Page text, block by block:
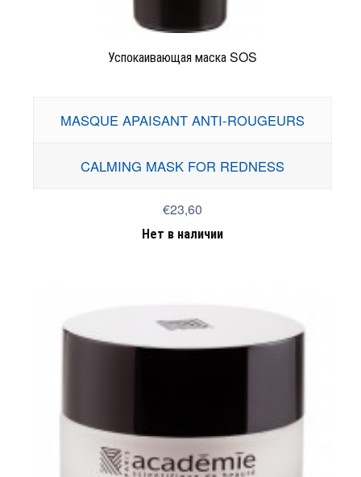
Успокаивающая маска SOS
MASQUE APAISANT ANTI-ROUGEURS
CALMING MASK FOR REDNESS
€23,60
Нет в наличии